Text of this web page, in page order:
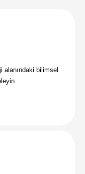
alanındaki bilimsel